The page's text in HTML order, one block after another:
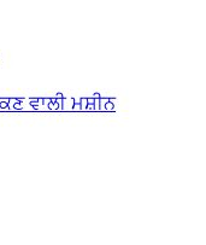
ਵਾਲੀ ਮਸ਼ੀਨ